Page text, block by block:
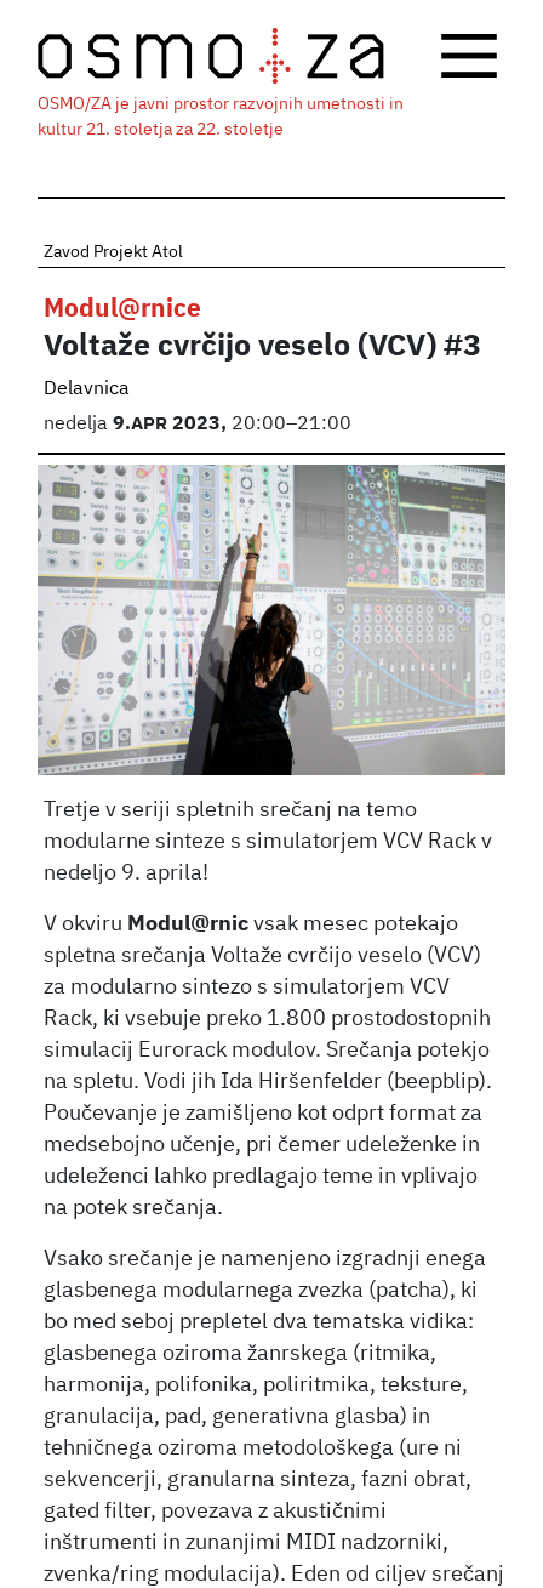
OSMO/ZA je javni prostor razvojnih umetnosti in
kultur 21. stoletja za 22. stoletje
Zavod Projekt Atol
Modul@rnice
Voltaže cvrčijo veselo (VCV) #3
Delavnica
nedelja9.APR2023, 20:00–21:00
Tretje v seriji spletnih srečanj na temo
modularne sinteze s simulatorjem VCV Rack v
nedeljo 9. aprila!
V okviru Modul@rnicvsak mesec potekajo
spletna srečanja Voltaže cvrčijo veselo (VCV)
za modularno sintezo s simulatorjem VCV
Rack, ki vsebuje preko 1.800 prostodostopnih
simulacij Eurorack modulov. Srečanja potekjo
na spletu. Vodi jih Ida Hiršenfelder (beepblip).
Poučevanje je zamišljeno kot odprt format za
medsebojno učenje, pri čemer udeleženke in
udeleženci lahko predlagajo teme in vplivajo
na potek srečanja.
Vsako srečanje je namenjeno izgradnji enega
glasbenega modularnega zvezka (patcha), ki
bo med seboj prepletel dva tematska vidika:
glasbenega oziroma žanrskega (ritmika,
harmonija, polifonika, poliritmika, teksture,
granulacija, pad, generativna glasba) in
tehničnega oziroma metodološkega (ure ni
sekvencerji, granularna sinteza, fazni obrat,
gated filter, povezava z akustičnimi
inštrumenti in zunanjimi MIDI nadzorniki,
zvenka/ring modulacija). Eden od ciljev srečanj